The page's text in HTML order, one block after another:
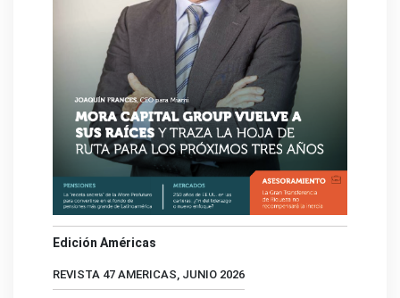
Edición Américas
REVISTA 47 AMERICAS, JUNIO 2026